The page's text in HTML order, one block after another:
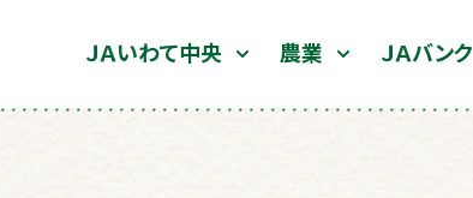
ＪＡいわて中央 農業 ＪＡバンク